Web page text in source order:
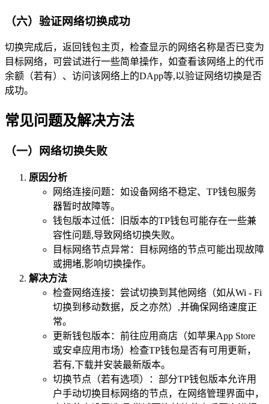
（六）验证网络切换成功
切换完成后，返回钱包主页，检查显示的网络名称是否已变为
目标网络，可尝试进行一些简单操作，如查看该网络上的代币
余额（若有）、访问该网络上的DApp等,以验证网络切换是否
成功。
常见问题及解决方法
（一）网络切换失败
原因分析
网络连接问题：如设备网络不稳定、TP钱包服务
器暂时故障等。
钱包版本过低：旧版本的TP钱包可能存在一些兼
容性问题,导致网络切换失败。
目标网络节点异常：目标网络的节点可能出现故障
或拥堵,影响切换操作。
解决方法
检查网络连接：尝试切换到其他网络（如从Wi - Fi
切换到移动数据，反之亦然）,并确保网络速度正
常。
更新钱包版本：前往应用商店（如苹果App Store
或安卓应用市场）检查TP钱包是否有可用更新，
若有,下载并安装最新版本。
切换节点（若有选项）：部分TP钱包版本允许用
户手动切换目标网络的节点，在网络管理界面中，